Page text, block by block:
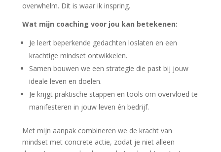
overwhelm. Dit is waar ik inspring.
Wat mijn coaching voor jou kan betekenen:
Je leert beperkende gedachten loslaten en een
krachtige mindset ontwikkelen.
Samen bouwen we een strategie die past bij jouw
ideale leven en doelen.
Je krijgt praktische stappen en tools om overvloed te
manifesteren in jouw leven én bedrijf.
Met mijn aanpak combineren we de kracht van
mindset met concrete actie, zodat je niet alleen